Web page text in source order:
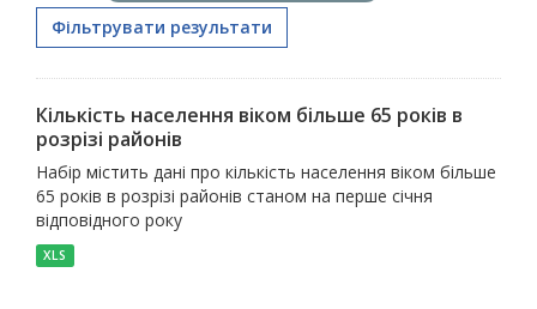
Фільтрувати результати
Кількість населення віком більше 65 років в
розрізі районів
Набір містить дані про кількість населення віком більше
65 років в розрізі районів станом на перше січня
відповідного року
XLS